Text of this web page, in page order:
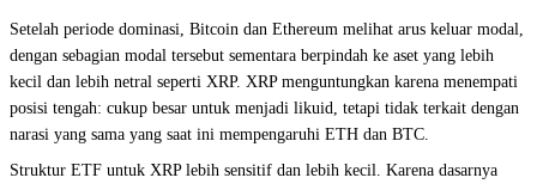
Setelah periode dominasi, Bitcoin dan Ethereum melihat arus keluar modal,
dengan sebagian modal tersebut sementara berpindah ke aset yang lebih
kecil dan lebih netral seperti XRP. XRP menguntungkan karena menempati
posisi tengah: cukup besar untuk menjadi likuid, tetapi tidak terkait dengan
narasi yang sama yang saat ini mempengaruhi ETH dan BTC.
Struktur ETF untuk XRP lebih sensitif dan lebih kecil. Karena dasarnya